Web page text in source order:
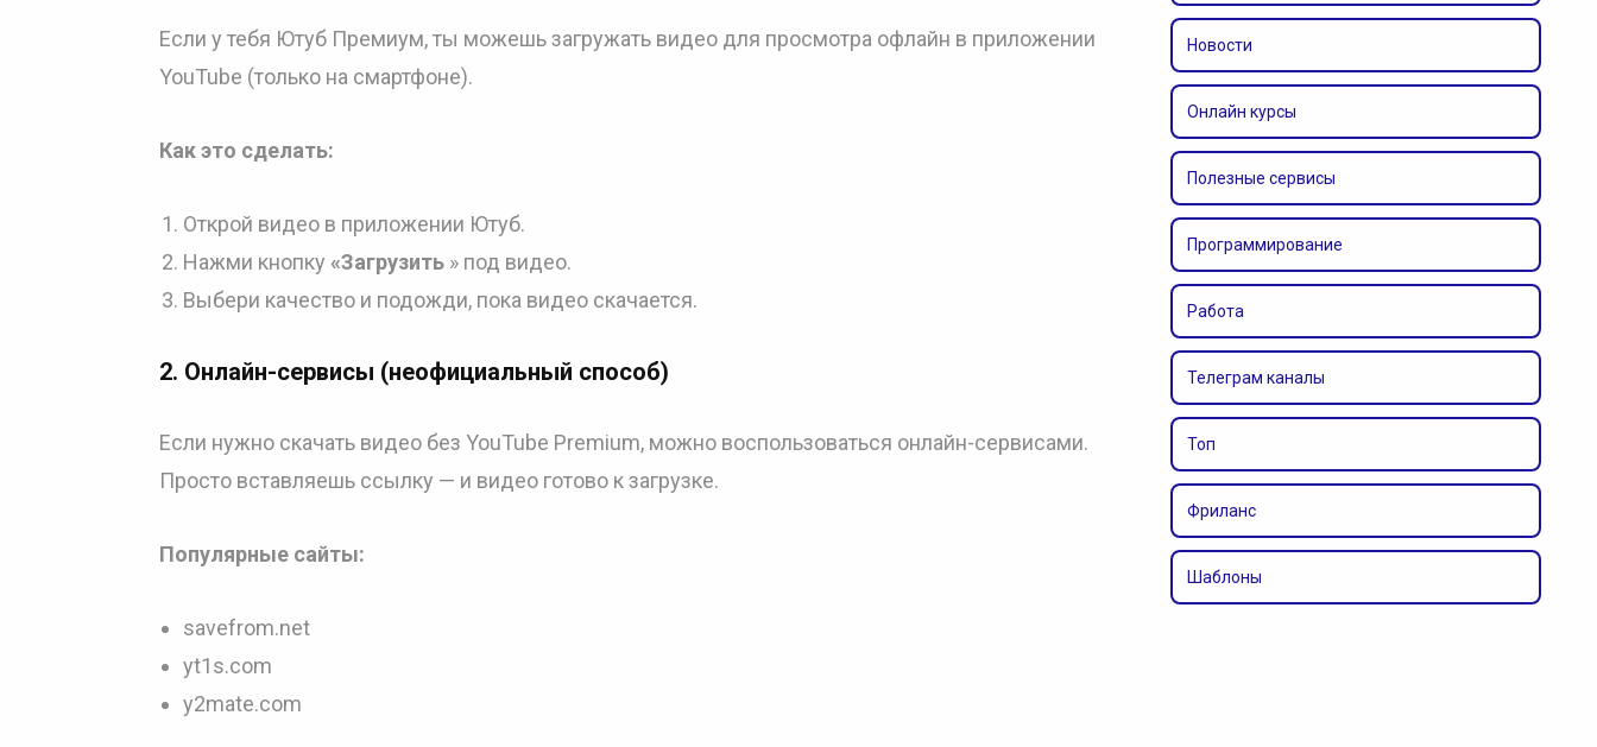
Если у тебя Ютуб Премиум, ты можешь загружать видео для просмотра офлайн в приложении
YouTube (только на смартфоне).
Как это сделать:
Открой видео в приложении Ютуб.
Нажми кнопку «Загрузить » под видео.
Выбери качество и подожди, пока видео скачается.
2. Онлайн-сервисы (неофициальный способ)
Если нужно скачать видео без YouTube Premium, можно воспользоваться онлайн-сервисами.
Просто вставляешь ссылку — и видео готово к загрузке.
Популярные сайты:
savefrom.net
yt1s.com
y2mate.com
Новости
Онлайн курсы
Полезные сервисы
Программирование
Работа
Телеграм каналы
Топ
Фриланс
Шаблоны